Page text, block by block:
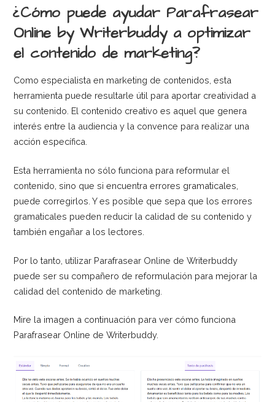
¿Cómo puede ayudar Parafrasear
Online by Writerbuddy a optimizar
el contenido de marketing?
Como especialista en marketing de contenidos, esta
herramienta puede resultarle útil para aportar creatividad a
su contenido. El contenido creativo es aquel que genera
interés entre la audiencia y la convence para realizar una
acción específica.
Esta herramienta no sólo funciona para reformular el
contenido, sino que si encuentra errores gramaticales,
puede corregirlos. Y es posible que sepa que los errores
gramaticales pueden reducir la calidad de su contenido y
también engañar a los lectores.
Por lo tanto, utilizar Parafrasear Online de Writerbuddy
puede ser su compañero de reformulación para mejorar la
calidad del contenido de marketing.
Mire la imagen a continuación para ver cómo funciona
Parafrasear Online de Writerbuddy.